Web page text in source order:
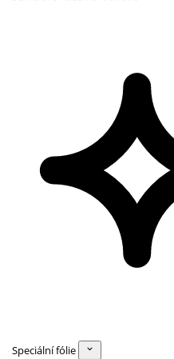
Speciální fólie